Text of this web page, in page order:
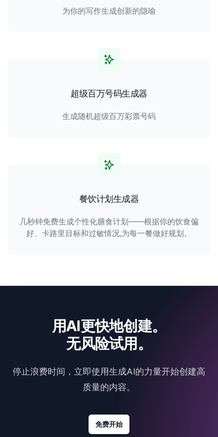
为你的写作生成创新的隐喻
超级百万号码生成器
生成随机超级百万彩票号码
餐饮计划生成器
几秒钟免费生成个性化膳食计划——根据你的饮食偏
好、卡路里目标和过敏情况,为每一餐做好规划。
用AI更快地创建。
无风险试用。
停止浪费时间，立即使用生成AI的力量开始创建高
质量的内容。
免费开始